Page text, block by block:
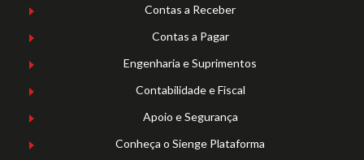
Contas a Receber
Contas a Pagar
Engenharia e Suprimentos
Contabilidade e Fiscal
Apoio e Segurança
Conheça o Sienge Plataforma